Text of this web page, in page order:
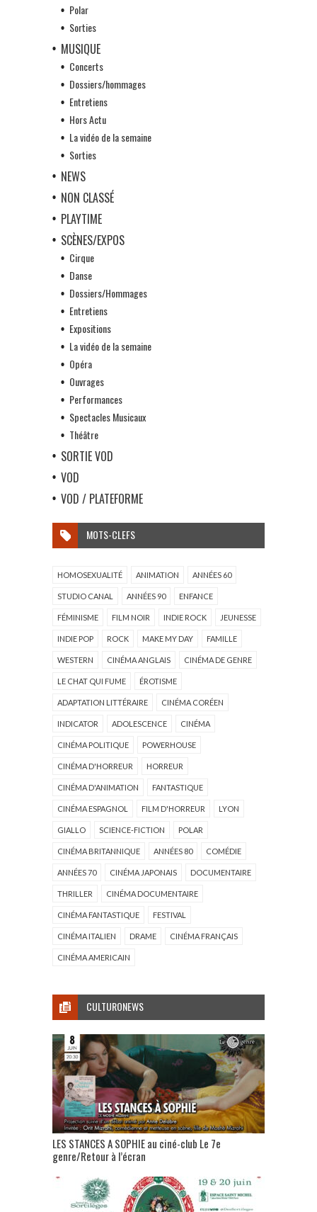
Polar
Sorties
MUSIQUE
Concerts
Dossiers/hommages
Entretiens
Hors Actu
La vidéo de la semaine
Sorties
NEWS
NON CLASSÉ
PLAYTIME
SCÈNES/EXPOS
Cirque
Danse
Dossiers/Hommages
Entretiens
Expositions
La vidéo de la semaine
Opéra
Ouvrages
Performances
Spectacles Musicaux
Théâtre
SORTIE VOD
VOD
VOD / PLATEFORME
MOTS-CLEFS
HOMOSEXUALITÉ ANIMATION ANNÉES 60
STUDIO CANAL ANNÉES 90 ENFANCE
FÉMINISME FILM NOIR INDIE ROCK JEUNESSE
INDIE POP ROCK MAKE MY DAY FAMILLE
WESTERN CINÉMA ANGLAIS CINÉMA DE GENRE
LE CHAT QUI FUME ÉROTISME
ADAPTATION LITTÉRAIRE CINÉMA CORÉEN
INDICATOR ADOLESCENCE CINÉMA
CINÉMA POLITIQUE POWERHOUSE
CINÉMA D'HORREUR HORREUR
CINÉMA D'ANIMATION FANTASTIQUE
CINÉMA ESPAGNOL FILM D'HORREUR LYON
GIALLO SCIENCE-FICTION POLAR
CINÉMA BRITANNIQUE ANNÉES 80 COMÉDIE
ANNÉES 70 CINÉMA JAPONAIS DOCUMENTAIRE
THRILLER CINÉMA DOCUMENTAIRE
CINÉMA FANTASTIQUE FESTIVAL
CINÉMA ITALIEN DRAME CINÉMA FRANÇAIS
CINÉMA AMERICAIN
CULTURONEWS
LES STANCES A SOPHIE au ciné-club Le 7e
genre/Retour à l’écran